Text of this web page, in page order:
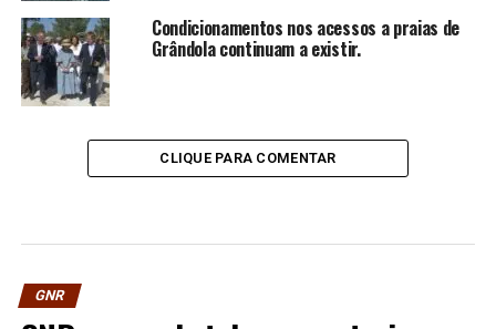
Condicionamentos nos acessos a praias de
Grândola continuam a existir.
CLIQUE PARA COMENTAR
GNR